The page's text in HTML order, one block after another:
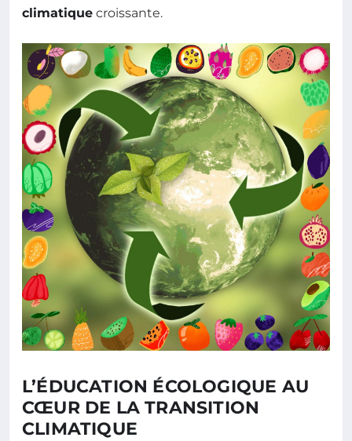
climatique croissante.
L’ÉDUCATION ÉCOLOGIQUE AU
CŒUR DE LA TRANSITION
CLIMATIQUE